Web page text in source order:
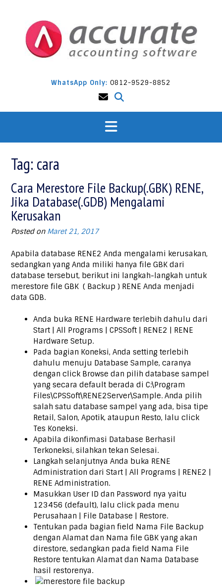
WhatsApp Only: 0812-9529-8852
Tag: cara
Cara Merestore File Backup(.GBK) RENE,
Jika Database(.GDB) Mengalami
Kerusakan
Posted on Maret 21, 2017
Apabila database RENE2 Anda mengalami kerusakan,
sedangkan yang Anda miliki hanya file GBK dari
database tersebut, berikut ini langkah-langkah untuk
merestore file GBK ( Backup ) RENE Anda menjadi
data GDB.
Anda buka RENE Hardware terlebih dahulu dari
Start | All Programs | CPSSoft | RENE2 | RENE
Hardware Setup.
Pada bagian Koneksi, Anda setting terlebih
dahulu menuju Database Sample, caranya
dengan click Browse dan pilih database sampel
yang secara default berada di C:\Program
Files\CPSSoft\RENE2Server\Sample. Anda pilih
salah satu database sampel yang ada, bisa tipe
Retail, Salon, Apotik, ataupun Resto, lalu click
Tes Koneksi.
Apabila dikonfimasi Database Berhasil
Terkoneksi, silahkan tekan Selesai.
Langkah selanjutnya Anda buka RENE
Administration dari Start | All Programs | RENE2 |
RENE Administration.
Masukkan User ID dan Password nya yaitu
123456 (default), lalu click pada menu
Perusahaan | File Database | Restore.
Tentukan pada bagian field Nama File Backup
dengan Alamat dan Nama file GBK yang akan
direstore, sedangkan pada field Nama File
Restore tentukan Alamat dan Nama Database
hasil restorenya.